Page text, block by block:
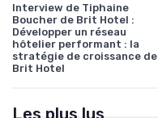
Interview de Tiphaine
Boucher de Brit Hotel :
Développer un réseau
hôtelier performant : la
stratégie de croissance de
Brit Hotel
Les plus lus